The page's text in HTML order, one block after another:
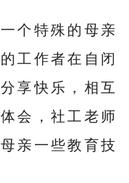
个特殊的母亲
工作者在自闭
享快乐，相互
会，社工老师
亲一些教育技